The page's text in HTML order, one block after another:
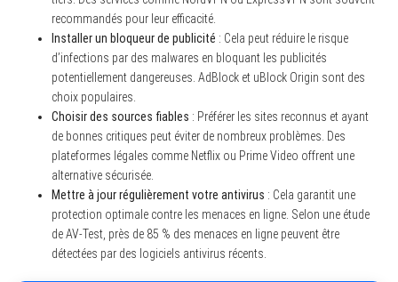
recommandés pour leur efficacité.
Installer un bloqueur de publicité : Cela peut réduire le risque
d’infections par des malwares en bloquant les publicités
potentiellement dangereuses. AdBlock et uBlock Origin sont des
choix populaires.
Choisir des sources fiables : Préférer les sites reconnus et ayant
de bonnes critiques peut éviter de nombreux problèmes. Des
plateformes légales comme Netflix ou Prime Video offrent une
alternative sécurisée.
Mettre à jour régulièrement votre antivirus : Cela garantit une
protection optimale contre les menaces en ligne. Selon une étude
de AV-Test, près de 85 % des menaces en ligne peuvent être
détectées par des logiciels antivirus récents.
r
: